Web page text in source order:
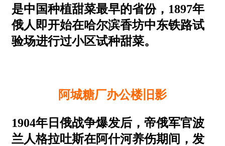
是中国种植甜菜最早的省份，1897年
俄人即开始在哈尔滨香坊中东铁路试
验场进行过小区试种甜菜。
阿城糖厂办公楼旧影
1904年日俄战争爆发后，帝俄军官波
兰人格拉吐斯在阿什河养伤期间，发